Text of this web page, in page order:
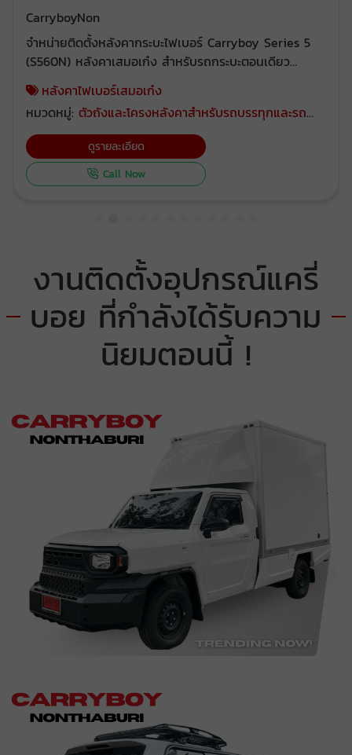
CarryboyNon
จำหน่ายติดตั้งหลังคากระบะไฟเบอร์ Carryboy Series 5
(S560N) หลังคาเสมอเก๋ง สำหรับรถกระบะตอนเดียว
(Single Cab) และ 2 หรือ 4 ประตู (Extra Cab และ
Double Cab) ผลิตด้วยไฟเบอร์กลาส แข็งแกร่ง เบา ลด
แรงต้านอากาศบริเวณท้ายกระบะ นั่งสบาย บรรทุกสินค้าได้
มาก ผสานความลงตัวของการขนส่งและการโดยสารดีเยี่ยม
สวยหรูมีระดับ พร้อมประโยชน์ใช้สอยคุ้มค่า สามารถติดตั้ง
รถกะบะ 4 ประตู ในรุ่น Toyota Isuzu Mitsubishi Mazda
หลังคาไฟเบอร์เสมอเก๋ง
หมวดหมู่: ตัวถังและโครงหลังคาสำหรับรถบรรทุกและรถ
กระบะ
ดูรายละเอียด
Call Now
งานติดตั้งอุปกรณ์แครี่
บอย ที่กำลังได้รับความ
นิยมตอนนี้ !